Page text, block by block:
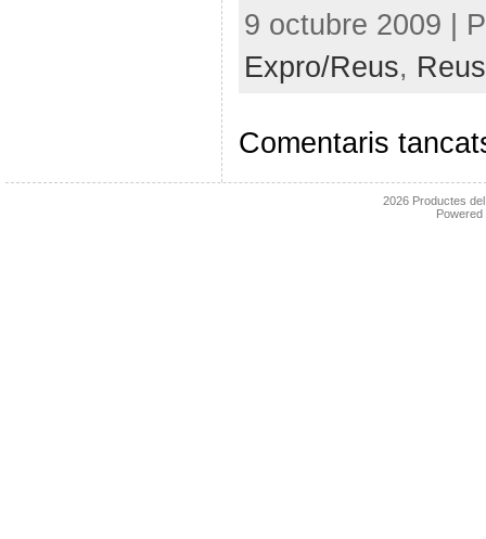
9 octubre 2009 |
Expro/Reus, Reus
Comentaris
2026 Productes